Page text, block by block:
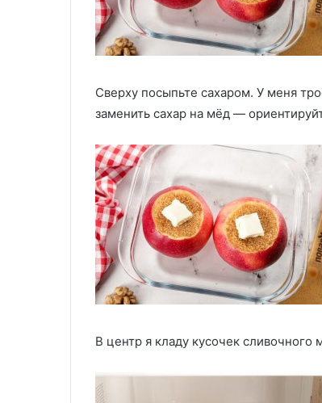
Сверху посыпьте сахаром. У меня
заменить сахар на мёд —
В центр я кладу кусочек сливочного